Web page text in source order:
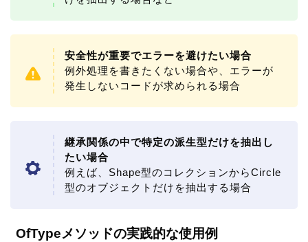
安全性が重要でエラーを避けたい場合
例外処理を書きたくない場合や、エラーが
発生しないコードが求められる場合
継承関係の中で特定の派生型だけを抽出し
たい場合
例えば、Shape型のコレクションからCircle
型のオブジェクトだけを抽出する場合
OfTypeメソッドの実践的な使用例